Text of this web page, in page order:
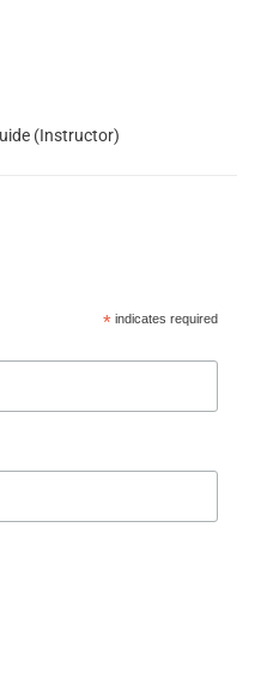
(Instructor)
* indicates required